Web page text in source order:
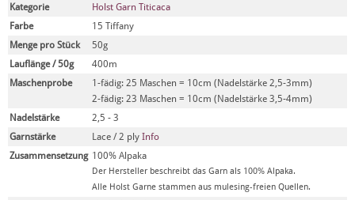
Kategorie
Holst Garn Titicaca
Farbe
15 Tiffany
Menge pro Stück
50g
Lauflänge / 50g
400m
Maschenprobe
1-fädig: 25 Maschen = 10cm (Nadelstärke 2,5-3mm)
2-fädig: 23 Maschen = 10cm (Nadelstärke 3,5-4mm)
Nadelstärke
2,5 - 3
Garnstärke
Lace / 2 ply Info
Zusammensetzung 100% Alpaka
Der Hersteller beschreibt das Garn als 100% Alpaka.
Alle Holst Garne stammen aus mulesing-freien Quellen.